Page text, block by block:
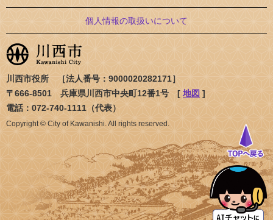
個人情報の取扱いについて
川西市役所 ［法人番号：9000020282171］
〒666-8501 兵庫県川西市中央町12番1号 [ 地図 ]
電話：072-740-1111（代表）
Copyright © City of Kawanishi. All rights reserved.